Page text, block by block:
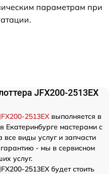
параметрам при
JFX200-2513EX
2513EX выполняется в
мастерами с
виды услуг и запчасти
- мы в сервисном
услуг.
2513EX будет стоить